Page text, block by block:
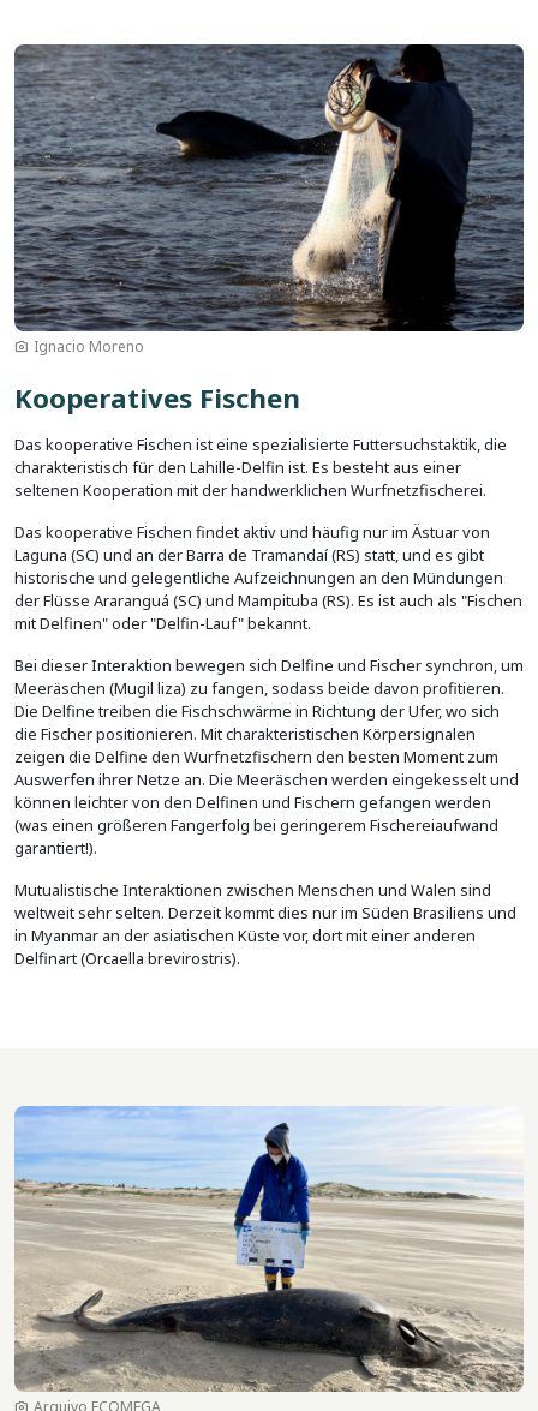
Bild
Ignacio Moreno
Kooperatives Fischen
Das kooperative Fischen ist eine spezialisierte Futtersuchstaktik, die
charakteristisch für den Lahille-Delfin ist. Es besteht aus einer
seltenen Kooperation mit der handwerklichen Wurfnetzfischerei.
Das kooperative Fischen findet aktiv und häufig nur im Ästuar von
Laguna (SC) und an der Barra de Tramandaí (RS) statt, und es gibt
historische und gelegentliche Aufzeichnungen an den Mündungen
der Flüsse Araranguá (SC) und Mampituba (RS). Es ist auch als "Fischen
mit Delfinen" oder "Delfin-Lauf" bekannt.
Bei dieser Interaktion bewegen sich Delfine und Fischer synchron, um
Meeräschen (Mugil liza) zu fangen, sodass beide davon profitieren.
Die Delfine treiben die Fischschwärme in Richtung der Ufer, wo sich
die Fischer positionieren. Mit charakteristischen Körpersignalen
zeigen die Delfine den Wurfnetzfischern den besten Moment zum
Auswerfen ihrer Netze an. Die Meeräschen werden eingekesselt und
können leichter von den Delfinen und Fischern gefangen werden
(was einen größeren Fangerfolg bei geringerem Fischereiaufwand
garantiert!).
Mutualistische Interaktionen zwischen Menschen und Walen sind
weltweit sehr selten. Derzeit kommt dies nur im Süden Brasiliens und
in Myanmar an der asiatischen Küste vor, dort mit einer anderen
Delfinart (Orcaella brevirostris).
Bild
Arquivo ECOMEGA